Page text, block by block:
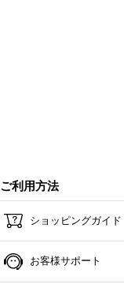
ご利用方法
ショッピングガイド
お客様サポート